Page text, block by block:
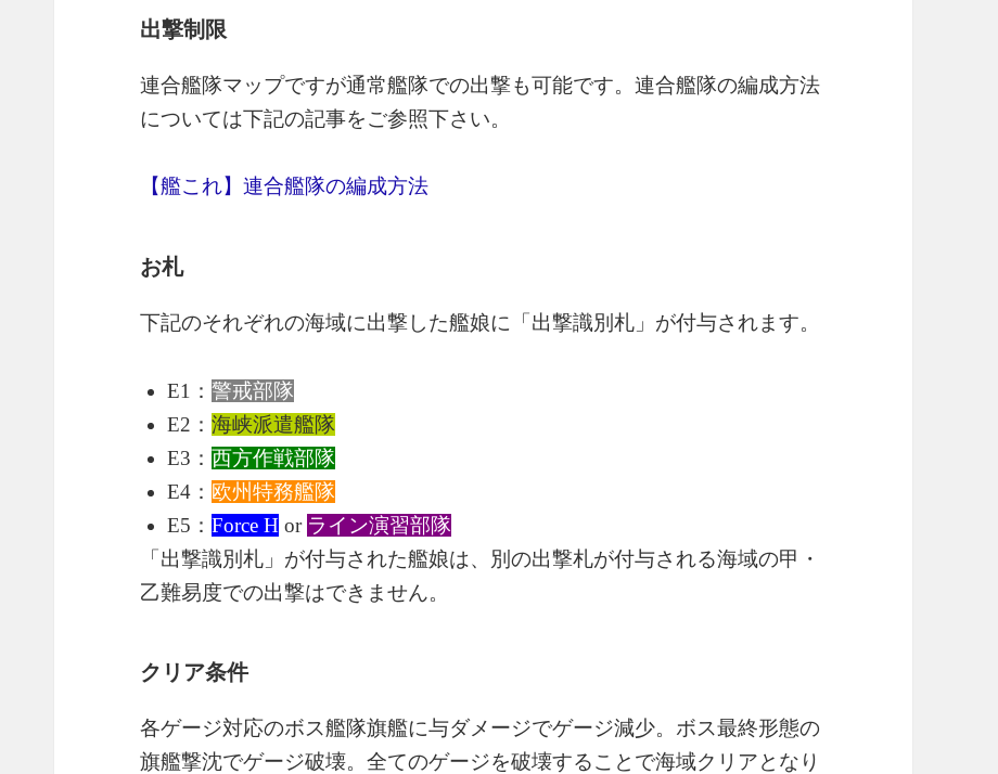
出撃制限
連合艦隊マップですが通常艦隊での出撃も可能です。連合艦隊の編成方法
については下記の記事をご参照下さい。
【艦これ】連合艦隊の編成方法
お札
下記のそれぞれの海域に出撃した艦娘に「出撃識別札」が付与されます。
E1：警戒部隊
E2：海峡派遣艦隊
E3：西方作戦部隊
E4： 欧州特務艦隊
E5：Force H or ライン演習部隊
「出撃識別札」が付与された艦娘は、別の出撃札が付与される海域の甲・
乙難易度での出撃はできません。
クリア条件
各ゲージ対応のボス艦隊旗艦に与ダメージでゲージ減少。ボス最終形態の
旗艦撃沈でゲージ破壊。全てのゲージを破壊することで海域クリアとなり